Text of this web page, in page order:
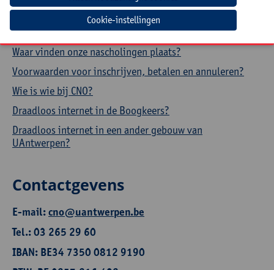
Hoe een aanwezigheidsattest downloaden?
Hoe je profiel aanpassen?
Waar vinden onze nascholingen plaats?
Voorwaarden voor inschrijven, betalen en annuleren?
Wie is wie bij CNO?
Draadloos internet in de Boogkeers?
Draadloos internet in een ander gebouw van
UAntwerpen?
Contactgevens
E-mail:cno@uantwerpen.be
Tel.: 03 265 29 60
IBAN: BE34 7350 0812 9190
Cookie-instellingen